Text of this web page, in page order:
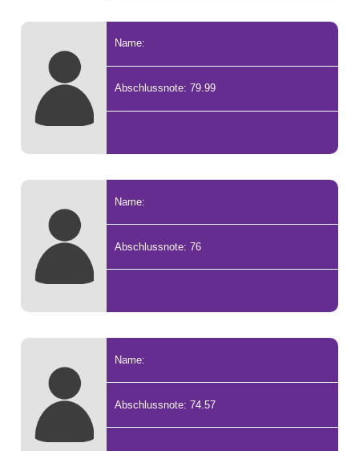
Name:
Abschlussnote: 79.99
Name:
Abschlussnote: 76
Name:
Abschlussnote: 74.57